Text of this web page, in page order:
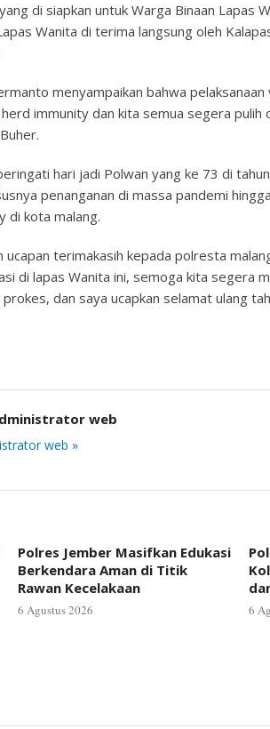
di siapkan untuk Warga Binaan Lapas
Wanita di terima langsung oleh
menyampaikan bahwa
immunity dan kita semua segera pulih
hari jadi Polwan yang ke 73 di
penanganan di massa pandemi
di kota malang.
ucapan terimakasih kepada polresta
di lapas Wanita ini, semoga kita segera
dan saya ucapkan selamat ulang
web
web »
Polres Jember Masifkan Edukasi
Berkendara Aman di Titik
Rawan Kecelakaan
6 Agustus 2026 6